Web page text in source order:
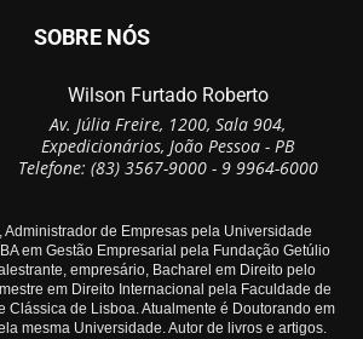
SOBRE NÓS
Wilson Furtado Roberto
Av. Júlia Freire, 1200, Sala 904,
Expedicionários, João Pessoa - PB
Telefone: (83) 3567-9000 - 9 9964-6000
Administrador de Empresas pela Universidade
em Gestão Empresarial pela Fundação Getúlio
empresário, Bacharel em Direito pelo
em Direito Internacional pela Faculdade de
Clássica de Lisboa. Atualmente é Doutorando em
mesma Universidade. Autor de livros e artigos.